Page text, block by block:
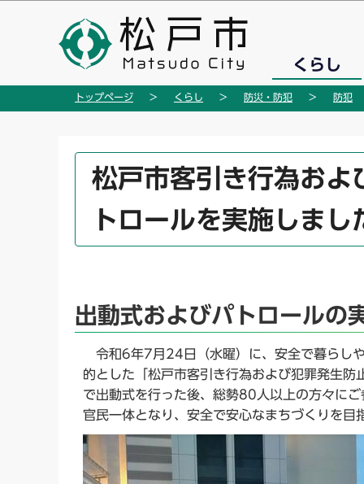
の
くらし
トップページ くらし 防災・防犯 防犯
か
松戸市客引き行為およ
トロールを実施しまし
出動式およびパトロールの
令和6年7月24日（水曜）に、安全で暮らし
的とした「松戸市客引き行為および犯罪発生
で出動式を行った後、総勢80人以上の方々に
官民一体となり、安全で安心なまちづくりを目